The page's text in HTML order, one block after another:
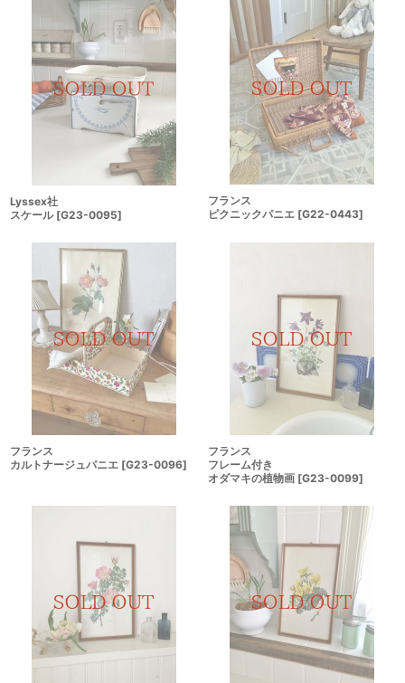
Lyssex社
スケール [G23-0095]
フランス
ピクニックパニエ [G22-0443]
フランス
カルトナージュパニエ [G23-0096]
フランス
フレーム付き
オダマキの植物画 [G23-0099]